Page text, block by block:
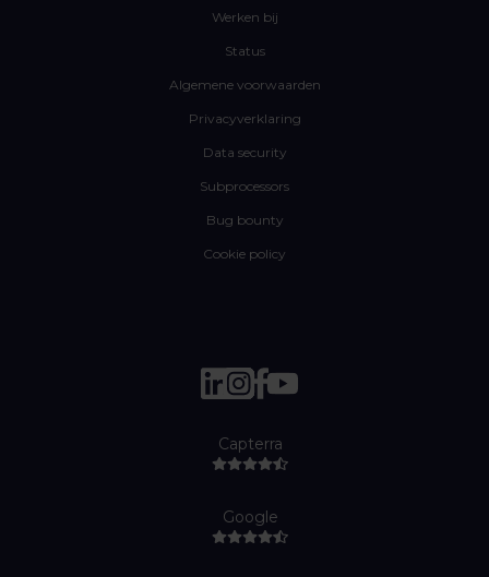
Werken bij
Status
Algemene voorwaarden
Privacyverklaring
Data security
Subprocessors
Bug bounty
Cookie policy
Capterra
Google